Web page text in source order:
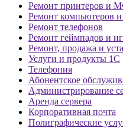
Ремонт принтеров и
Ремонт компьютеров и
Ремонт телефонов
Ремонт геймпадов и
Ремонт, продажа и
Услуги и продукты 1С
Телефония
Абонентское
Администрирование
Аренда сервера
Корпоративная почта
Полиграфические